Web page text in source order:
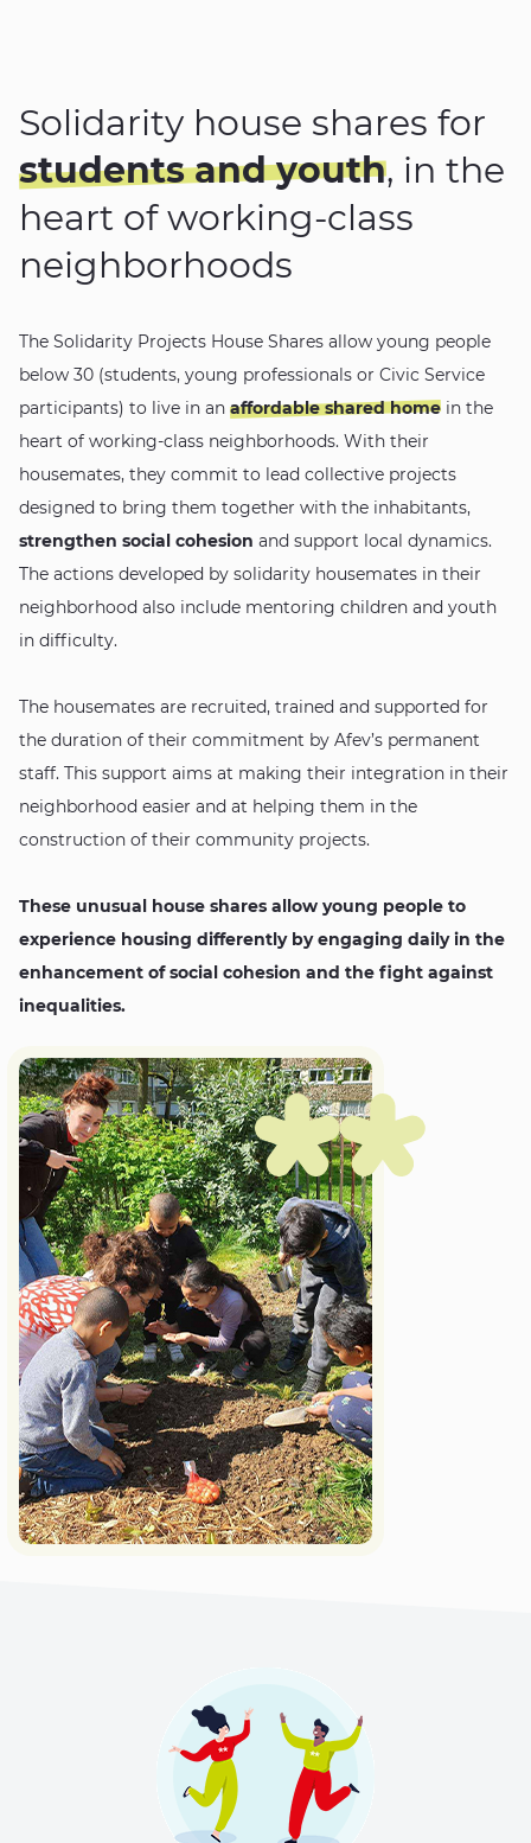
Solidarity house shares for
students and youth, in the
heart of working-class
neighborhoods
The Solidarity Projects House Shares allow young people
below 30 (students, young professionals or Civic Service
participants) to live in an affordable shared home in the
heart of working-class neighborhoods. With their
housemates, they commit to lead collective projects
designed to bring them together with the inhabitants,
strengthen social cohesion and support local dynamics.
The actions developed by solidarity housemates in their
neighborhood also include mentoring children and youth
in difficulty.
The housemates are recruited, trained and supported for
the duration of their commitment by Afev’s permanent
staff. This support aims at making their integration in their
neighborhood easier and at helping them in the
construction of their community projects.
These unusual house shares allow young people to
experience housing differently by engaging daily in the
enhancement of social cohesion and the fight against
inequalities.